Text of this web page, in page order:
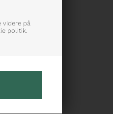
videre på
politik.